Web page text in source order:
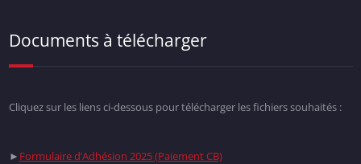
Documents à télécharger
Cliquez sur les liens ci-dessous pour télécharger les fichiers souhaités :
► Formulaire d’Adhésion 2025 (Paiement CB)